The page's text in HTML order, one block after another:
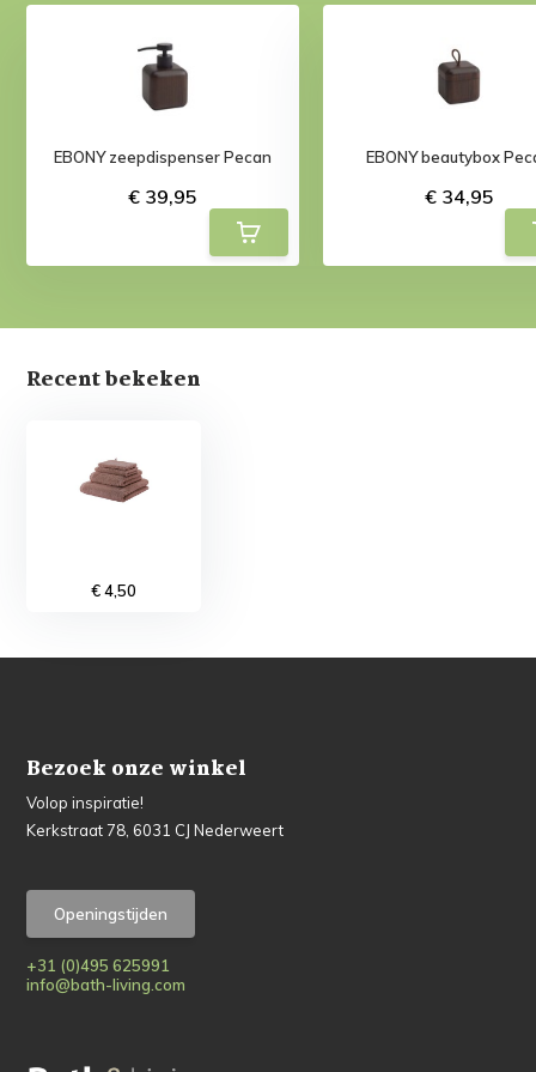
EBONY zeepdispenser Pecan
€ 39,95
EBONY beautybox
€ 34,95
Recent bekeken
€ 4,50
Bezoek onze winkel
Volop inspiratie!
Kerkstraat 78, 6031 CJ Nederweert
Openingstijden
+31 (0)495 625991
info@bath-living.com